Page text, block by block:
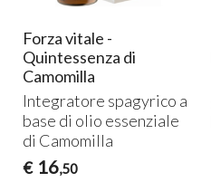
Forza vitale -
Quintessenza di
Camomilla
Integratore spagyrico a
base di olio essenziale
di Camomilla
€ 16,50